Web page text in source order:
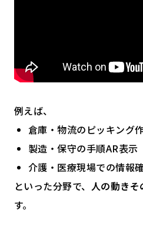
例えば、
倉庫・物流のピッキング
製造・保守の手順AR表示
介護・医療現場での情報
といった分野で、 人の動き
す。